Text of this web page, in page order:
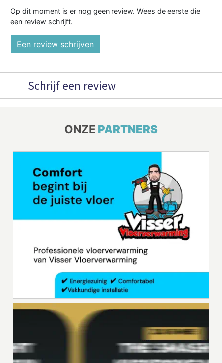
Op dit moment is er nog geen review. Wees de eerste die
een review schrijft.
Een review schrijven
Schrijf een review
ONZE PARTNERS